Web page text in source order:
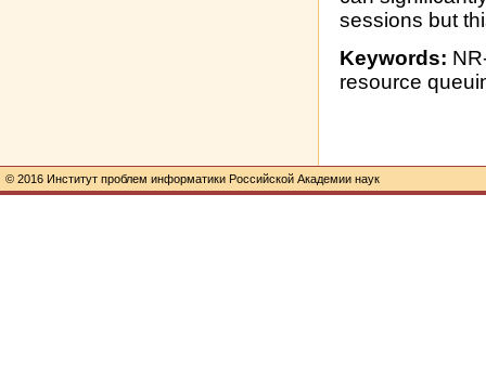
sessions but
Keywords:
resource
© 2016 Институт проблем информатики Российской Академии наук